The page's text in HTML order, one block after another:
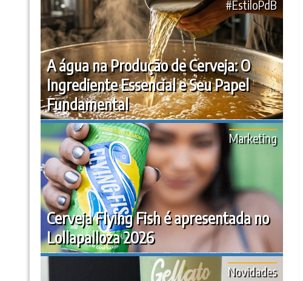
A água na Produção de Cerveja: O
Ingrediente Essencial e Seu Papel
Fundamental
#EstiloPdB
Cerveja Flying Fish é apresentada no
Lollapalloza 2026
Marketing
Novidades